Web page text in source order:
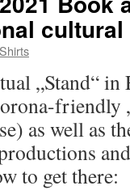
cultural
„Stand“
friendly
as well as
to get there: